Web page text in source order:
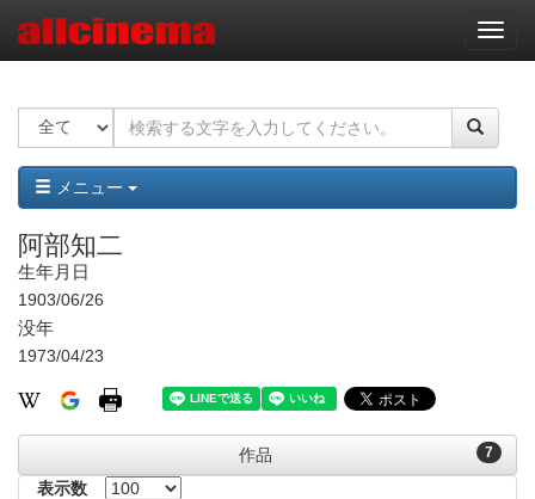
ナ
ビ
ー
ョ
ン
メニュー
阿部知二
生年月日
1903/06/26
没年
1973/04/23
7
作品
表示数